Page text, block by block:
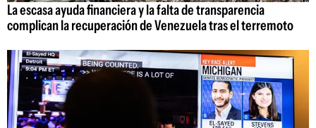
La escasa ayuda financiera y la falta de transparencia
complican la recuperación de Venezuela tras el terremoto